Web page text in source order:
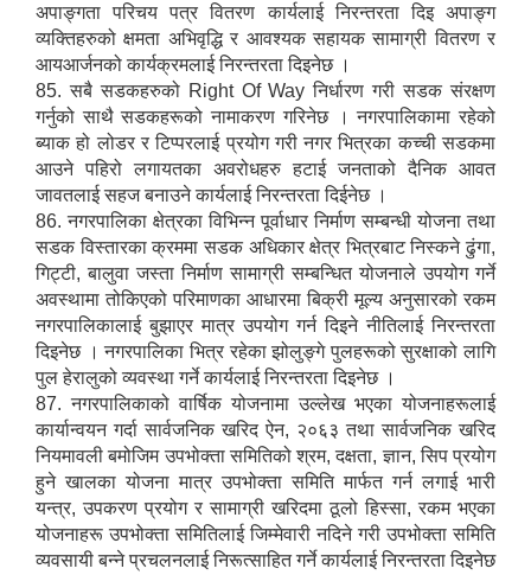
अपाङ्गता परिचय पत्र वितरण कार्यलाई निरन्तरता दिइ अपाङ्ग
व्यक्तिहरुको क्षमता अभिवृद्धि र आवश्यक सहायक सामाग्री वितरण र
आयआर्जनको कार्यक्रमलाई निरन्तरता दिइनेछ ।
85. सबै सडकहरुको Right Of Way निर्धारण गरी सडक संरक्षण
गर्नुको साथै सडकहरूको नामाकरण गरिनेछ । नगरपालिकामा रहेको
ब्याक हो लोडर र टिप्परलाई प्रयोग गरी नगर भित्रका कच्ची सडकमा
आउने पहिरो लगायतका अवरोधहरु हटाई जनताको दैनिक आवत
जावतलाई सहज बनाउने कार्यलाई निरन्तरता दिईनेछ ।
86. नगरपालिका क्षेत्रका विभिन्न पूर्वाधार निर्माण सम्बन्धी योजना तथा
सडक विस्तारका क्रममा सडक अधिकार क्षेत्र भित्रबाट निस्कने ढुंगा,
गिट्टी, बालुवा जस्ता निर्माण सामाग्री सम्बन्धित योजनाले उपयोग गर्ने
अवस्थामा तोकिएको परिमाणका आधारमा बिक्री मूल्य अनुसारको रकम
नगरपालिकालाई बुझाएर मात्र उपयोग गर्न दिइने नीतिलाई निरन्तरता
दिइनेछ । नगरपालिका भित्र रहेका झोलुङ्गे पुलहरूको सुरक्षाको लागि
पुल हेरालुको व्यवस्था गर्ने कार्यलाई निरन्तरता दिइनेछ ।
87. नगरपालिकाको वार्षिक योजनामा उल्लेख भएका योजनाहरूलाई
कार्यान्वयन गर्दा सार्वजनिक खरिद ऐन, २०६३ तथा सार्वजनिक खरिद
नियमावली बमोजिम उपभोक्ता समितिको श्रम, दक्षता, ज्ञान, सिप प्रयोग
हुने खालका योजना मात्र उपभोक्ता समिति मार्फत गर्न लगाई भारी
यन्त्र, उपकरण प्रयोग र सामाग्री खरिदमा ठूलो हिस्सा, रकम भएका
योजनाहरू उपभोक्ता समितिलाई जिम्मेवारी नदिने गरी उपभोक्ता समिति
व्यवसायी बन्ने प्रचलनलाई निरूत्साहित गर्ने कार्यलाई निरन्तरता दिइनेछ